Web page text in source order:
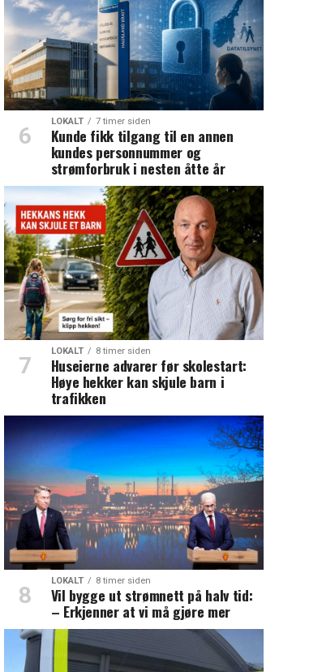
LOKALT 7 timer siden
Kunde fikk tilgang til en annen
kundes personnummer og
strømforbruk i nesten åtte år
LOKALT 8 timer siden
Huseierne advarer før skolestart:
Høye hekker kan skjule barn i
trafikken
LOKALT 8 timer siden
Vil bygge ut strømnett på halv tid:
– Erkjenner at vi må gjøre mer